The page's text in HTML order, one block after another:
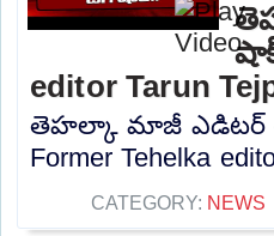
editor Tarun
తెహల్కా మాజీ ఎడిటర్
Former Tehelka
CATEGORY: NEWS